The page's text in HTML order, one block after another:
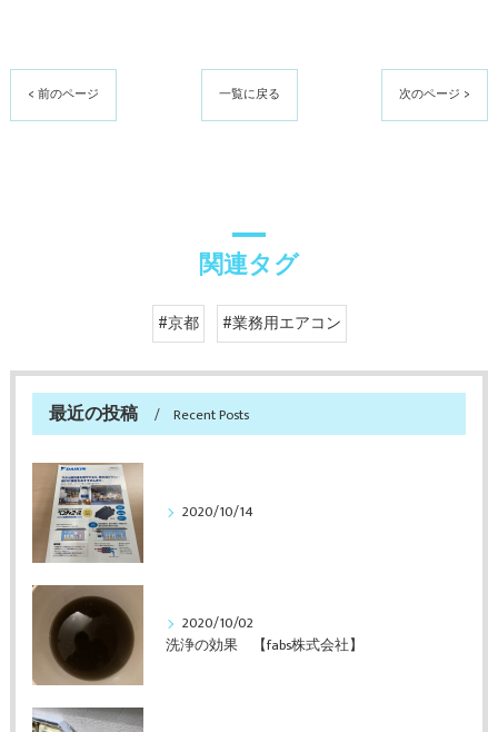
< 前のページ 一覧に戻る 次のページ >
関連タグ
#京都 #業務用エアコン
最近の投稿 Recent Posts
2020/10/14
2020/10/02
洗浄の効果 【fabs株式会社】